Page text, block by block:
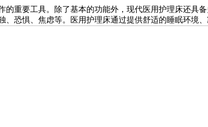
重要工具。除了基本的功能外，现代医用护理床还具
恐惧、焦虑等。医用护理床通过提供舒适的睡眠环境